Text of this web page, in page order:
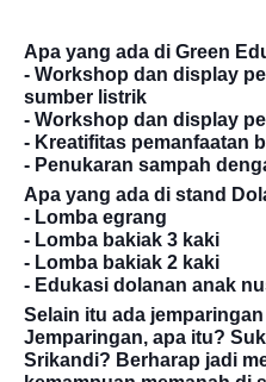
Apa yang ada di Green
- Workshop dan display
sumber listrik
- Workshop dan display
- Kreatifitas pemanfaatan
- Penukaran sampah
Apa yang ada di stand
- Lomba egrang
- Lomba bakiak 3 kaki
- Lomba bakiak 2 kaki
- Edukasi dolanan anak
Selain itu ada
Jemparingan, apa itu?
Srikandi? Berharap jadi